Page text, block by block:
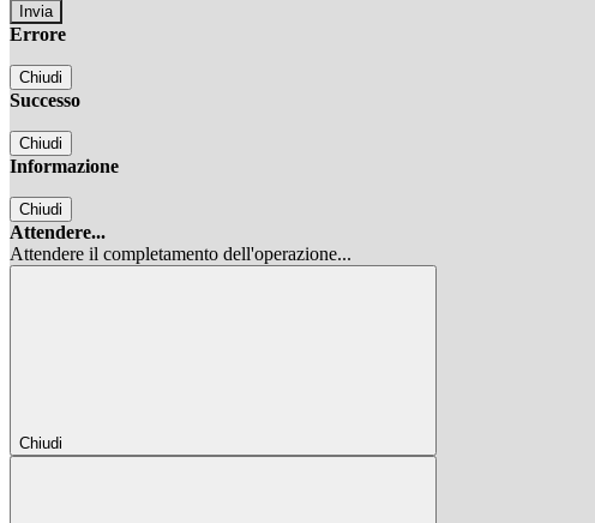
Errore
Chiudi
Successo
Chiudi
Informazione
Chiudi
Attendere...
Attendere il completamento dell'operazione...
Chiudi